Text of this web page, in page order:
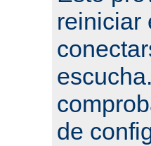
reiniciar
de